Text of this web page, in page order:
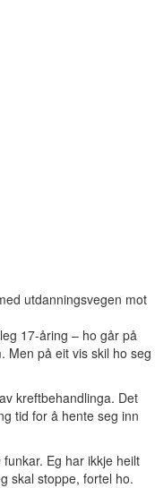
utdanningsvegen mot
17-åring – ho går på
Men på eit vis skil ho seg
kreftbehandlinga. Det
tid for å hente seg inn
funkar. Eg har ikkje heilt
skal stoppe, fortel ho.